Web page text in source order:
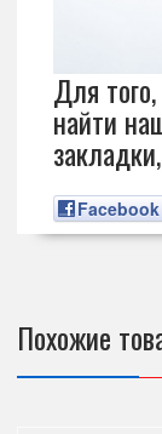
Для
найти
Facebook
Похожие